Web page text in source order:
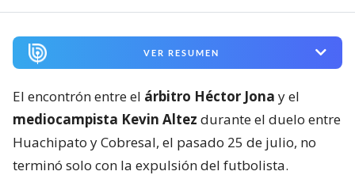
VER RESUMEN
El encontrón entre el árbitro Héctor Jona y el
mediocampista Kevin Altez durante el duelo entre
Huachipato y Cobresal, el pasado 25 de julio, no
terminó solo con la expulsión del futbolista.